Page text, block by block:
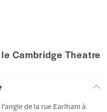
Cambridge Theatre
de la rue Earlham à